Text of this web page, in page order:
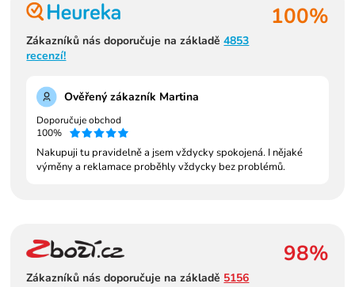
100%
Zákazníků nás doporučuje na základě4853
recenzí!
Ověřený zákazník Martina
Doporučuje obchod
100%
Nakupuji tu pravidelně a jsem vždycky spokojená. I nějaké
výměny a reklamace proběhly vždycky bez problémů.
98%
Zákazníků nás doporučuje na základě 5156